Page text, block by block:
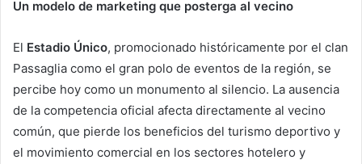
Un modelo de marketing que posterga al vecino
El Estadio Único, promocionado históricamente por el clan
Passaglia como el gran polo de eventos de la región, se
percibe hoy como un monumento al silencio. La ausencia
de la competencia oficial afecta directamente al vecino
común, que pierde los beneficios del turismo deportivo y
el movimiento comercial en los sectores hotelero y